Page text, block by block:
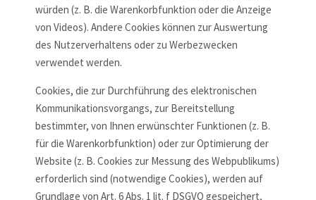
würden (z. B. die Warenkorbfunktion oder die Anzeige
von Videos). Andere Cookies können zur Auswertung
des Nutzerverhaltens oder zu Werbezwecken
verwendet werden.
Cookies, die zur Durchführung des elektronischen
Kommunikationsvorgangs, zur Bereitstellung
bestimmter, von Ihnen erwünschter Funktionen (z. B.
für die Warenkorbfunktion) oder zur Optimierung der
Website (z. B. Cookies zur Messung des Webpublikums)
erforderlich sind (notwendige Cookies), werden auf
Grundlage von Art. 6 Abs. 1 lit. f DSGVO gespeichert,